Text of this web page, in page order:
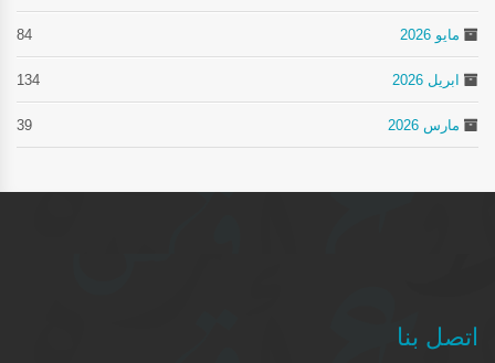
مايو 2026 84
ابريل 2026 134
مارس 2026 39
اتصل بنا